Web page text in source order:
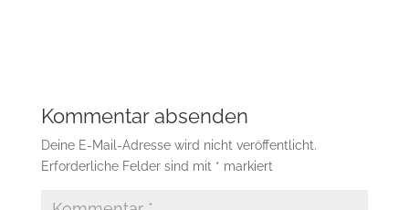
Kommentar absenden
Deine E-Mail-Adresse wird nicht veröffentlicht.
Erforderliche Felder sind mit * markiert